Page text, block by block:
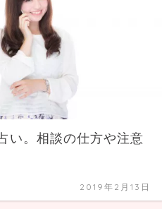
い。相談の仕方や注意
2019年2月13日